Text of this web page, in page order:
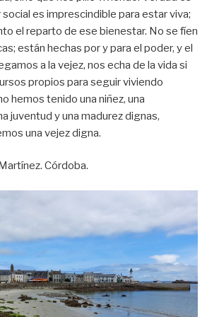
es imprescindible para estar viva;
el reparto de ese bienestar. No se fíen
están hechas por y para el poder, y el
a la vejez, nos echa de la vida si
propios para seguir viviendo
hemos tenido una niñez, una
juventud y una madurez dignas,
una vejez digna.
Córdoba.